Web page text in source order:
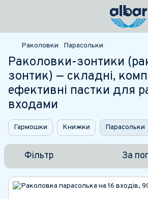
Раколовки Парасольки
Раколовки-зонтики
зонтик) — складні,
ефективні пастки для
входами
Гармошки Книжки Парасольки
Фільтр За